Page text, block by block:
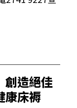
造絕佳
康床褥